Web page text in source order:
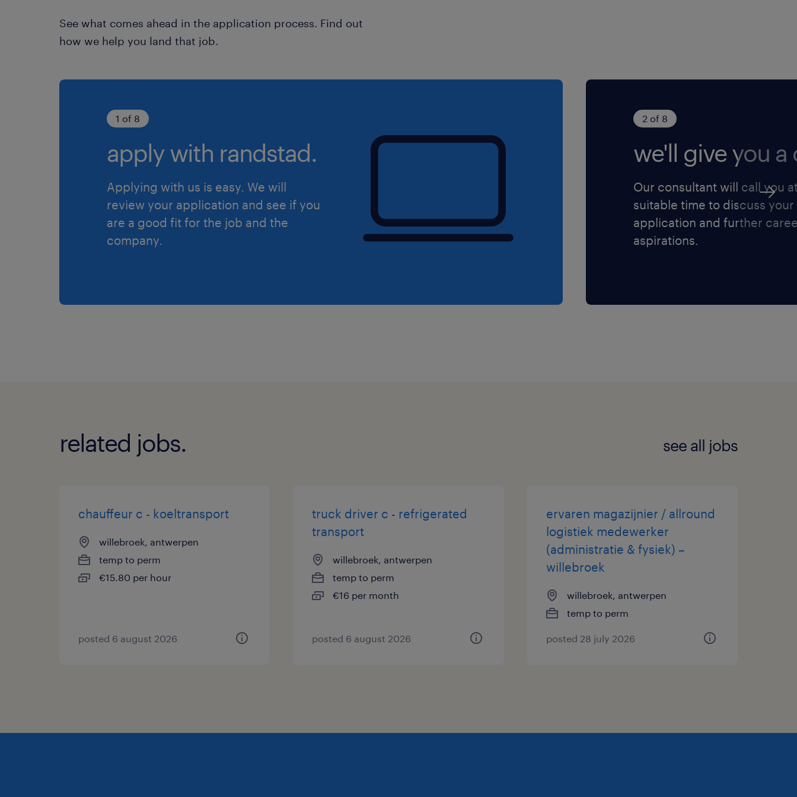
See what comes ahead in the application process. Find out
how we help you land that job.
1 of 8
apply with randstad.
Applying with us is easy. We will
review your application and see if you
are a good fit for the job and the
company.
2 of 8
we'll give you a
Our consultant will call you
suitable time to discuss your
application and further
aspirations.
related jobs. see all jobs
chauffeur c - koeltransport
willebroek, antwerpen
temp to perm
€15.80 per hour
posted 6 august 2026
truck driver c - refrigerated
transport
willebroek, antwerpen
temp to perm
€16 per month
posted 6 august 2026
ervaren magazijnier / allround
logistiek medewerker
(administratie & fysiek) –
willebroek
willebroek, antwerpen
temp to perm
posted 28 july 2026